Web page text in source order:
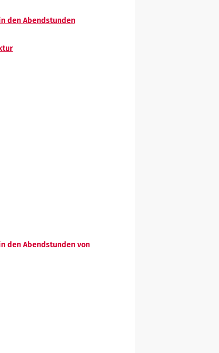
den Abendstunden
den Abendstunden von